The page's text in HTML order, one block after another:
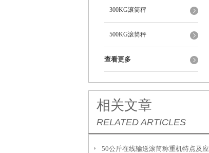
300KG滚筒秤
500KG滚筒秤
查看更多
相关文章
RELATED ARTICLES
50公斤在线输送滚筒称重机特点及应